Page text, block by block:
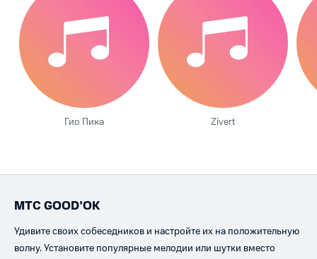
Гио Пика Zivert
МТС GOOD’OK
Удивите своих собеседников и настройте их на положительную
волну. Установите популярные мелодии или шутки вместо